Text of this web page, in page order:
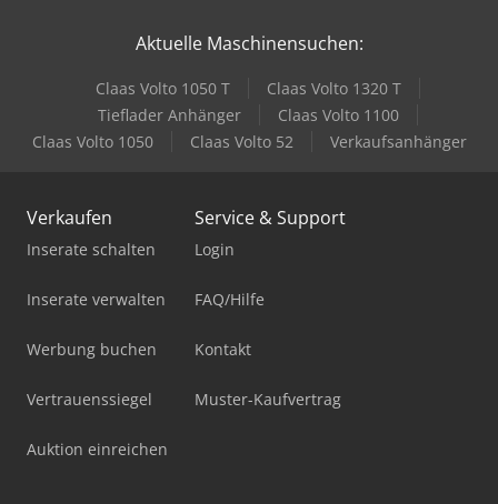
Aktuelle Maschinensuchen:
Claas Volto 1050 T
Claas Volto 1320 T
Tieflader Anhänger
Claas Volto 1100
Claas Volto 1050
Claas Volto 52 Verkaufsanhänger
Verkaufen
Inserate schalten
Inserate verwalten
Werbung buchen
Vertrauenssiegel
Auktion einreichen
Service & Support
Login
FAQ/Hilfe
Kontakt
Muster-Kaufvertrag